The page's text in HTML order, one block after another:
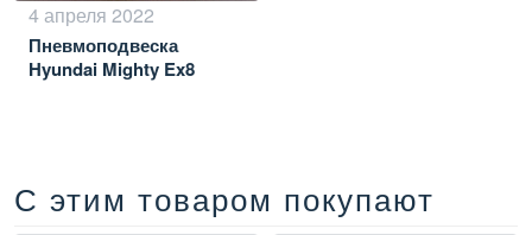
4 апреля 2022
Пневмоподвеска
Hyundai Mighty Ex8
С этим товаром покупают